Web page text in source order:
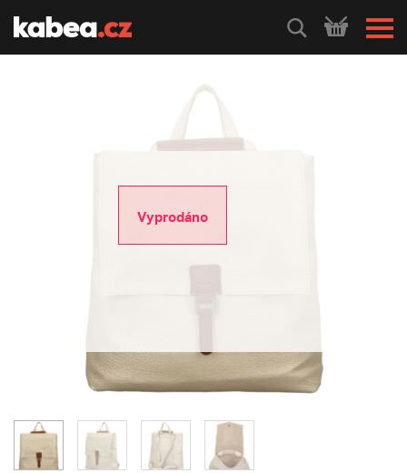
HLEDEJ
Vyprodáno